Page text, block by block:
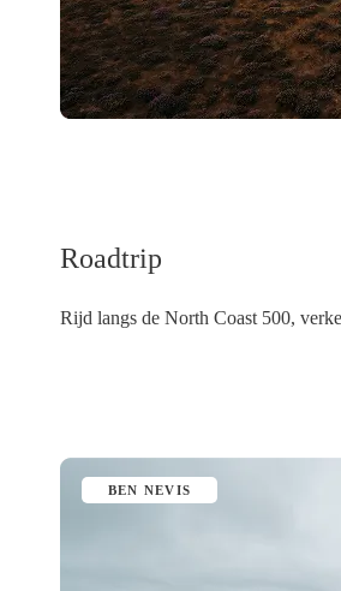
Roadtrip
Rijd langs de North Coast 500,
BEN NEVIS